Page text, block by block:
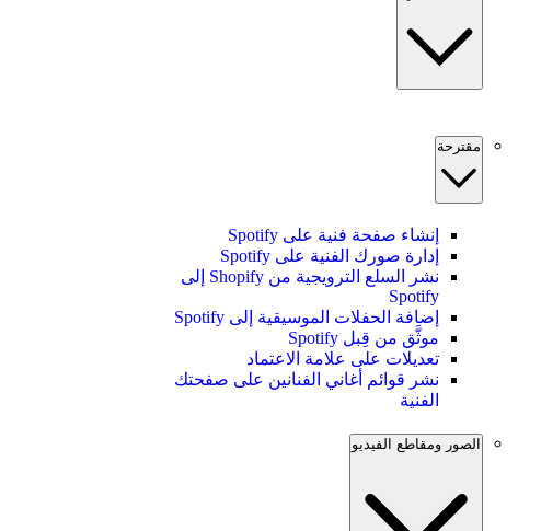
مقترحة
إنشاء صفحة فنية على Spotify
إدارة صورك الفنية على Spotify
نشر السلع الترويجية من Shopify إلى
Spotify
إضافة الحفلات الموسيقية إلى Spotify
موثَّق من قِبل Spotify
تعديلات على علامة الاعتماد
نشر قوائم أغاني الفنانين على صفحتك
الفنية
الصور ومقاطع الفيديو